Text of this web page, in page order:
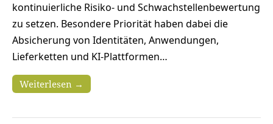
kontinuierliche Risiko‑ und Schwachstellenbewertung
zu setzen. Besondere Priorität haben dabei die
Absicherung von Identitäten, Anwendungen,
Lieferketten und KI‑Plattformen…
Weiterlesen →